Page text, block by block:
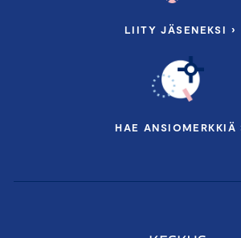
LIITY JÄSENEKSI ›
HAE ANSIOMERKKIÄ